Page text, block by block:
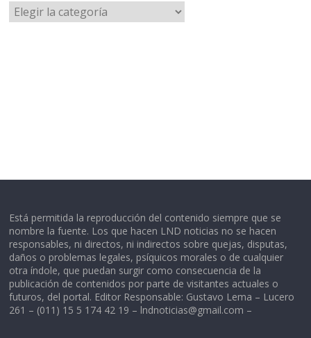
Categorías
Está permitida la reproducción del contenido siempre que se
nombre la fuente. Los que hacen LND noticias no se hacen
responsables, ni directos, ni indirectos sobre quejas, disputas,
daños o problemas legales, psíquicos morales o de cualquier
otra índole, que puedan surgir como consecuencia de la
publicación de contenidos por parte de visitantes actuales o
futuros, del portal. Editor Responsable: Gustavo Lema – Lucero
261 – (011) 15 5 174 42 19 – lndnoticias@gmail.com –